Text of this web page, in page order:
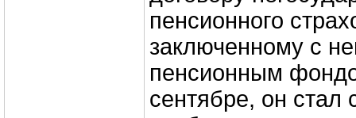
пенсионного
заключенному с
пенсионным
сентябре, он стал